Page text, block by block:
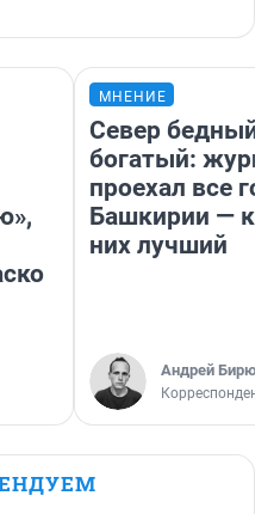
МНЕНИЕ
Север бедный,
богатый:
проехал все
Башкирии —
них лучший
Андрей
Корреспондент